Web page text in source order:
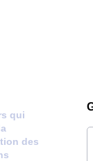
qui
des